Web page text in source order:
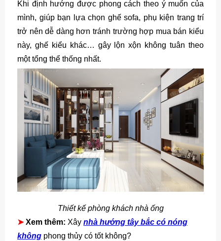
Khi định hướng được phong cách theo ý muốn của
mình, giúp bạn lựa chọn ghế sofa, phụ kiện trang trí
trở nên dễ dàng hơn tránh trường hợp mua bán kiểu
này, ghế kiểu khác… gây lộn xộn không tuân theo
một tổng thể thống nhất.
Thiết kế phòng khách nhà ống
➤Xem thêm: Xây nhà hướng tây bắc có nóng
không phong thủy có tốt không?